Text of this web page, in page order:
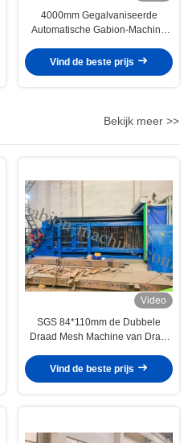
4000mm Gegalvaniseerde
Automatische Gabion-Machine
Steenkooi
Vind de beste prijs
Bekijk meer >>
Video
SGS 84*110mm de Dubbele
Draad Mesh Machine van Draai
Vind de beste prijs